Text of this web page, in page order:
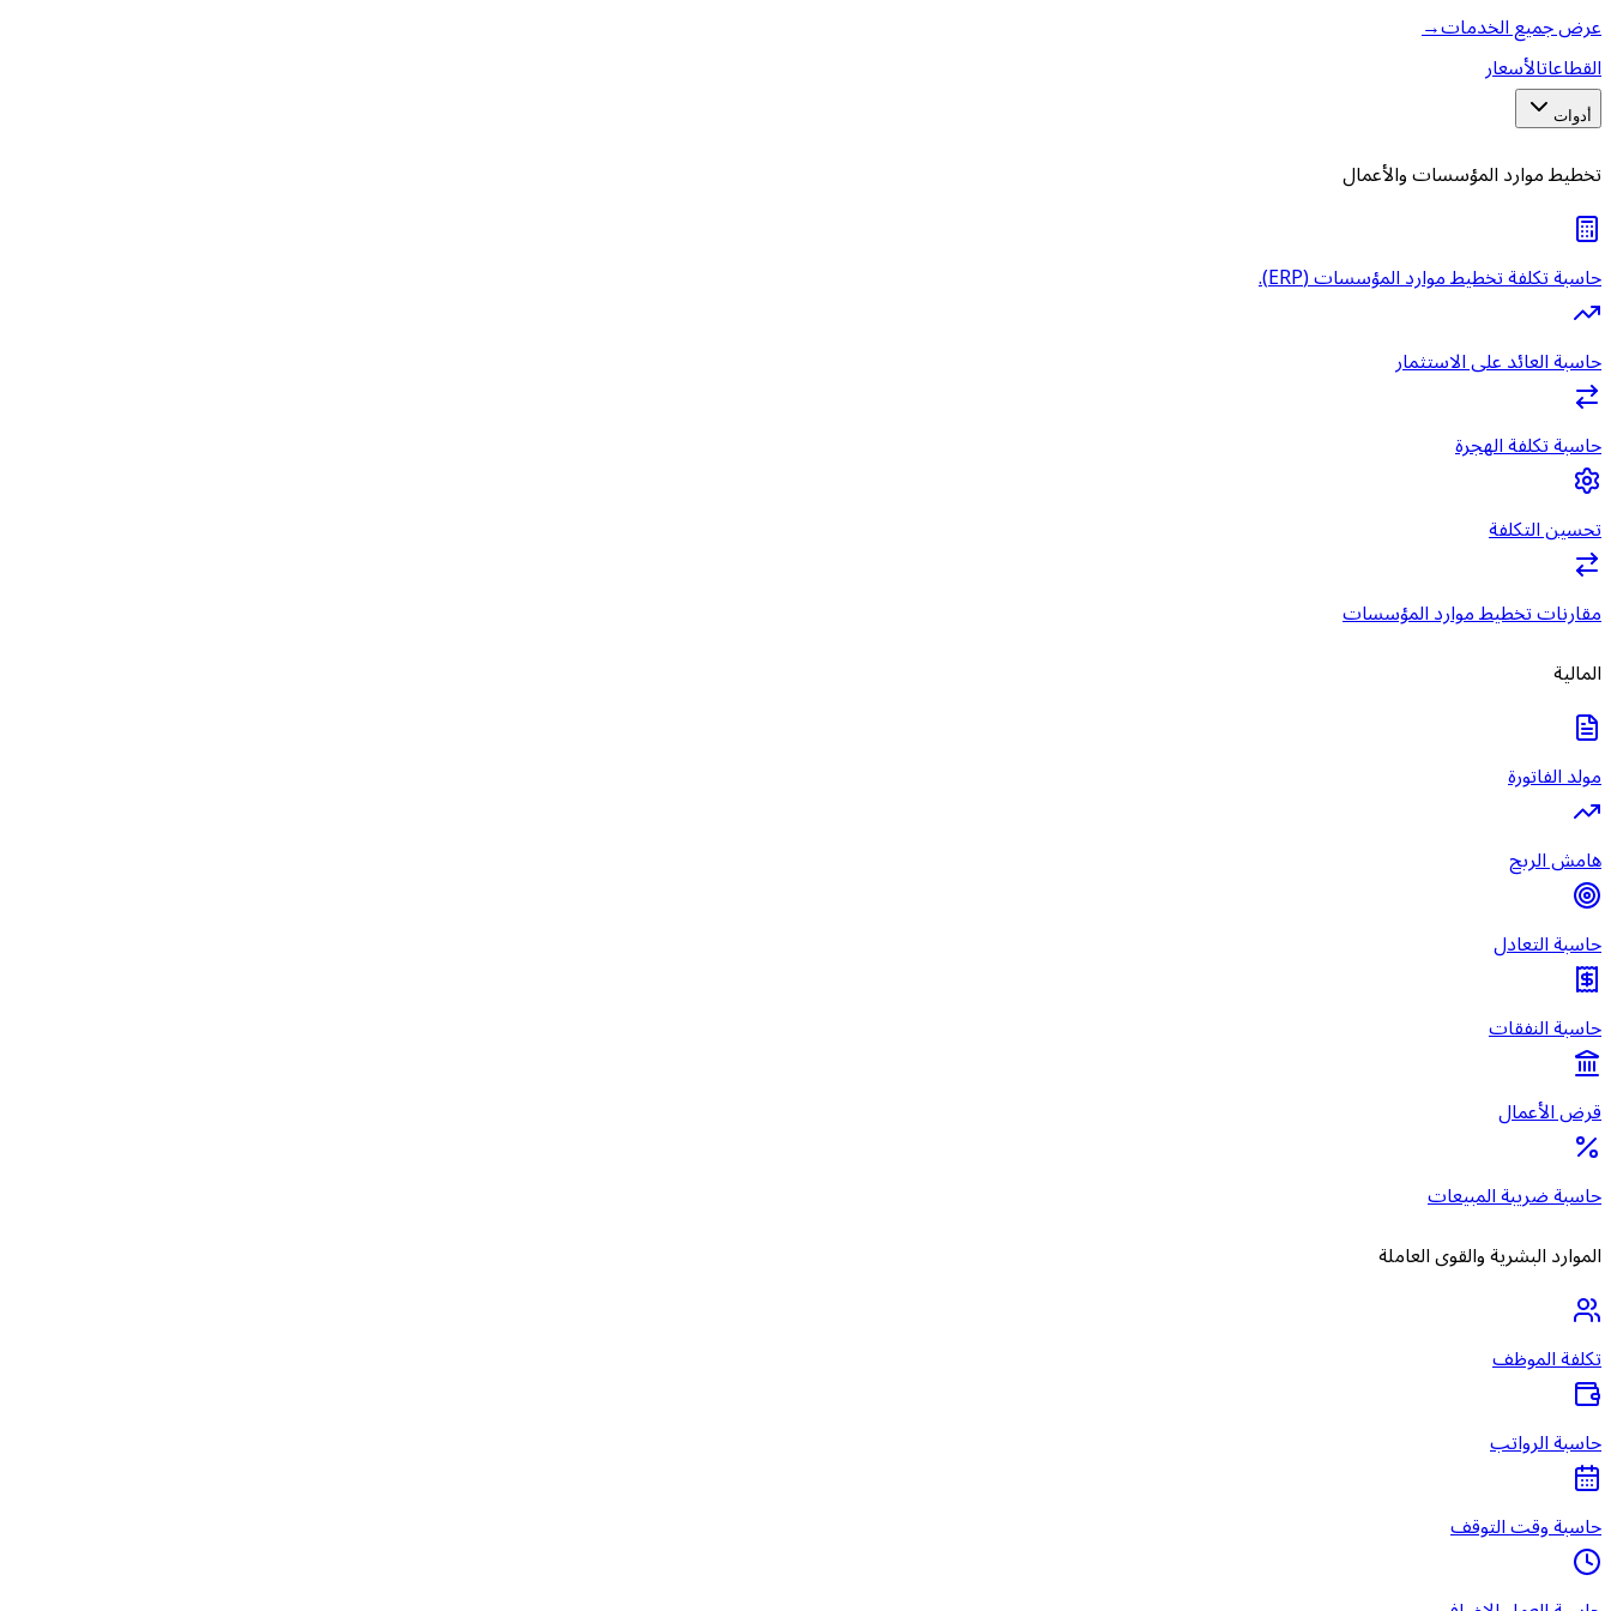
عرض جميع الخدمات→
القطاعاتالأسعار
أدوات
تخطيط موارد المؤسسات والأعمال
حاسبة تكلفة تخطيط موارد المؤسسات (ERP).
حاسبة العائد على الاستثمار
حاسبة تكلفة الهجرة
تحسين التكلفة
مقارنات تخطيط موارد المؤسسات
المالية
مولد الفاتورة
هامش الربح
حاسبة التعادل
حاسبة النفقات
قرض الأعمال
حاسبة ضريبة المبيعات
الموارد البشرية والقوى العاملة
تكلفة الموظف
حاسبة الرواتب
حاسبة وقت التوقف